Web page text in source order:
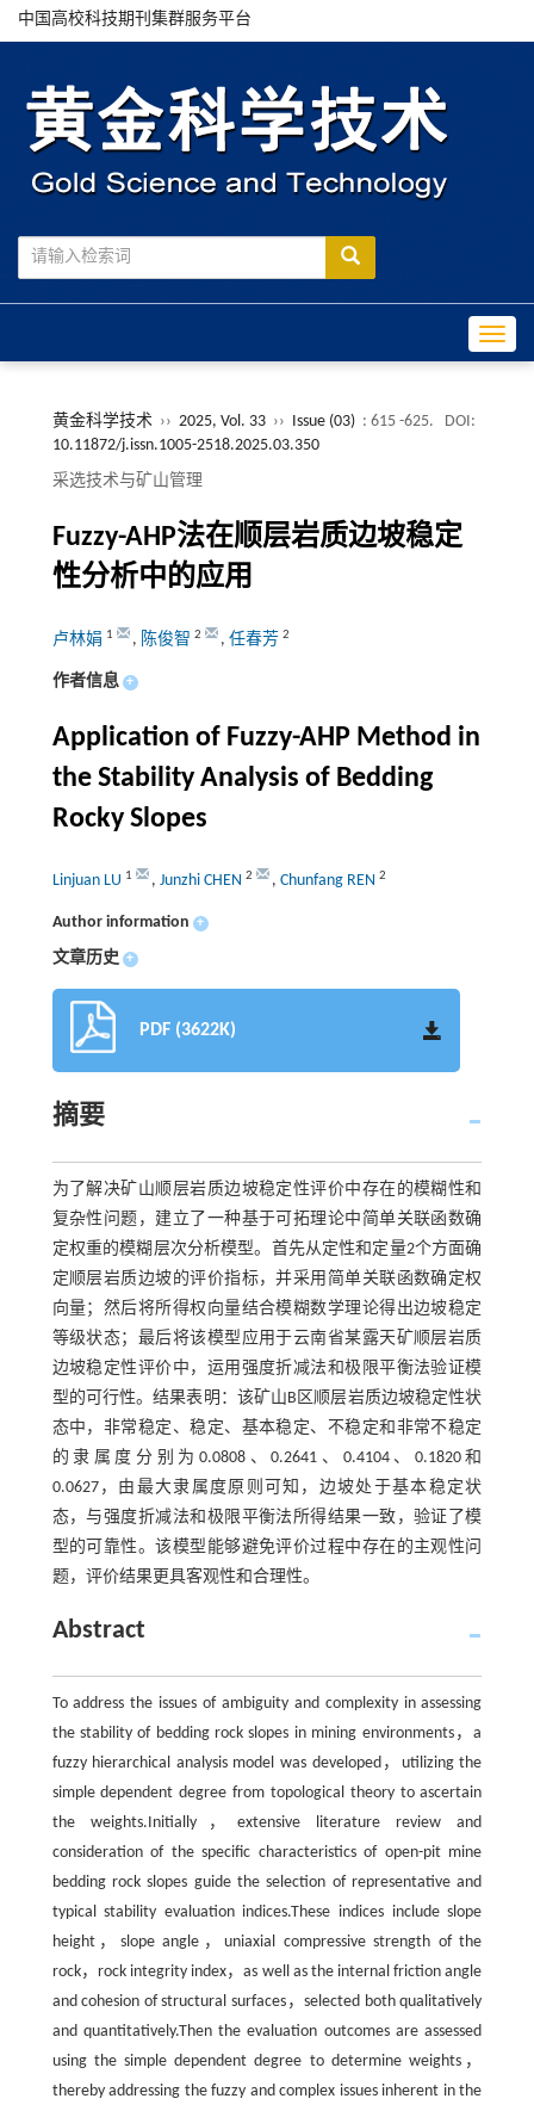
中国高校科技期刊集群服务平台
黄金科学技术 ›› 2025, Vol. 33 ›› Issue (03) : 615 -625.
DOI:
10.11872/j.issn.1005-2518.2025.03.350
采选技术与矿山管理
Fuzzy-AHP法在顺层岩质边坡稳定
性分析中的应用
卢林娟 1 , 陈俊智 2 , 任春芳 2
作者信息 +
Application of Fuzzy-AHP Method in
the Stability Analysis of Bedding
Rocky Slopes
Linjuan LU 1 , Junzhi CHEN 2 , Chunfang REN 2
Author information +
文章历史 +
PDF (3622K)
摘要
为了解决矿山顺层岩质边坡稳定性评价中存在的模糊性和
复杂性问题，建立了一种基于可拓理论中简单关联函数确
定权重的模糊层次分析模型。首先从定性和定量2个方面确
定顺层岩质边坡的评价指标，并采用简单关联函数确定权
向量；然后将所得权向量结合模糊数学理论得出边坡稳定
等级状态；最后将该模型应用于云南省某露天矿顺层岩质
边坡稳定性评价中，运用强度折减法和极限平衡法验证模
型的可行性。结果表明：该矿山B区顺层岩质边坡稳定性状
态中，非常稳定、稳定、基本稳定、不稳定和非常不稳定
的隶属度分别为0.0808、0.2641、0.4104、0.1820和
0.0627，由最大隶属度原则可知，边坡处于基本稳定状
态，与强度折减法和极限平衡法所得结果一致，验证了模
型的可靠性。该模型能够避免评价过程中存在的主观性问
题，评价结果更具客观性和合理性。
Abstract
To address the issues of ambiguity and complexity in assessing
the stability of bedding rock slopes in mining environments，a
fuzzy hierarchical analysis model was developed，utilizing the
simple dependent degree from topological theory to ascertain
the weights.Initially，extensive literature review and
consideration of the specific characteristics of open-pit mine
bedding rock slopes guide the selection of representative and
typical stability evaluation indices.These indices include slope
height，slope angle，uniaxial compressive strength of the
rock，rock integrity index，as well as the internal friction angle
and cohesion of structural surfaces，selected both qualitatively
and quantitatively.Then the evaluation outcomes are assessed
using the simple dependent degree to determine weights，
thereby addressing the fuzzy and complex issues inherent in the